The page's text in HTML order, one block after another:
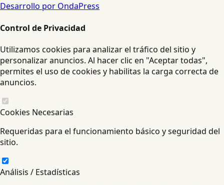
Desarrollo por OndaPress
Control de Privacidad
Utilizamos cookies para analizar el tráfico del sitio y
personalizar anuncios. Al hacer clic en "Aceptar todas",
permites el uso de cookies y habilitas la carga correcta de
anuncios.
Cookies Necesarias
Requeridas para el funcionamiento básico y seguridad del
sitio.
Análisis / Estadísticas